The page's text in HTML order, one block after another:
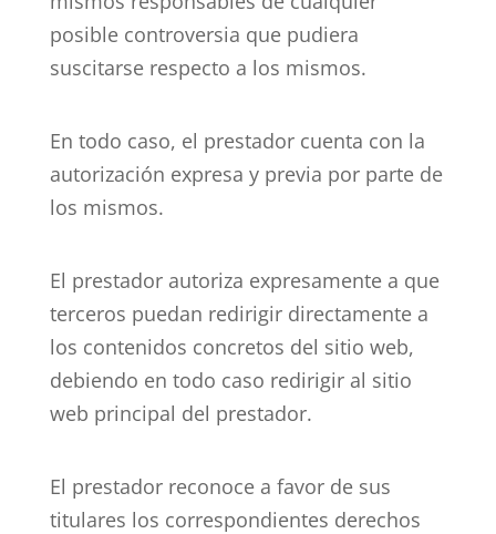
posible controversia que pudiera
suscitarse respecto a los mismos.
En todo caso, el prestador cuenta con la
autorización expresa y previa por parte de
los mismos.
El prestador autoriza expresamente a que
terceros puedan redirigir directamente a
los contenidos concretos del sitio web,
debiendo en todo caso redirigir al sitio
web principal del prestador.
El prestador reconoce a favor de sus
titulares los correspondientes derechos